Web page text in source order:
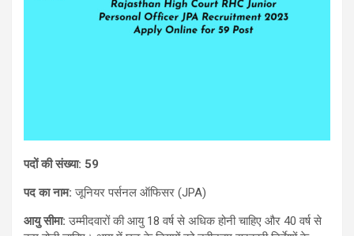
पदों की संख्या: 59
पद का नाम: जूनियर पर्सनल ऑफिसर (JPA)
आयु सीमा: उम्मीदवारों की आयु 18 वर्ष से अधिक होनी चाहिए और 40 वर्ष से